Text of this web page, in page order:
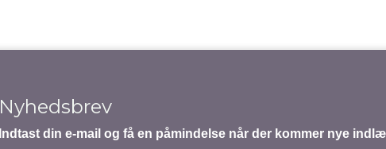
Nyhedsbrev
Indtast din e-mail og få en påmindelse når der kommer nye